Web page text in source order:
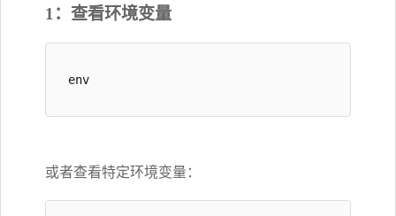
1：查看环境变量
env
或者查看特定环境变量：